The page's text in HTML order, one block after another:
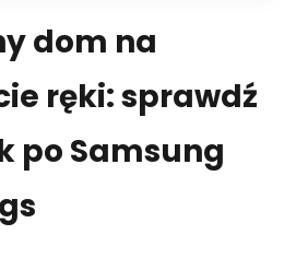
dom na
ręki: sprawdź
po Samsung